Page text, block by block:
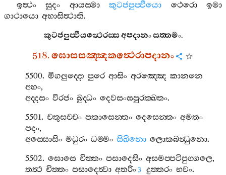
ඉත්‍ථං
සුදං ආයස‍්මා කුටජපුප‍්ඵියො ථෙරො
ඉමා
ගාථායො අභාසිත්‍ථාති.
කුටජපුප‍්ඵියත්‍ථෙරස‍්සඅපදානංසත‍්තමං.
518.ඝොසසඤ‍්ඤකත්‍ථෙරාපදානං
5500.මිගලුද‍්දො පුරෙ ආසිං අරඤ‍්ඤෙ කානනෙ
අහං,
අද‍්දසං විරජං බුද‍්ධං දෙවසංඝපුරක‍්ඛතං.
5501.චතුසච‍්චං පකාසෙන‍්තං දෙසෙන‍්තං අමතං
පදං,
අස‍්සොසිං මධුරං ධම‍්මං සිඛිනො ලොකබන්‍ධුනො.
5502.ඝොසෙ චිත‍්තං පසාදෙසිං අසමප‍්පටිපුග‍්ගලෙ,
තත්‍ථ චිත‍්තං පසාදෙත්‍වා අතරිං3 දුත‍්තරං භවං.